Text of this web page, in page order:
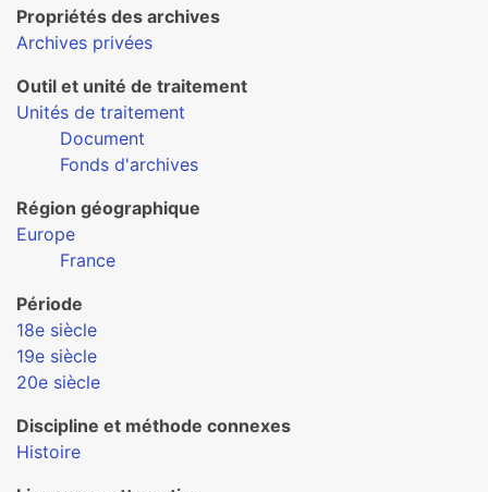
Propriétés des archives
Archives privées
Outil et unité de traitement
Unités de traitement
Document
Fonds d'archives
Région géographique
Europe
France
Période
18e siècle
19e siècle
20e siècle
Discipline et méthode connexes
Histoire